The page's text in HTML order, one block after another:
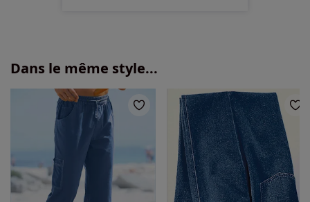
Dans le même style...